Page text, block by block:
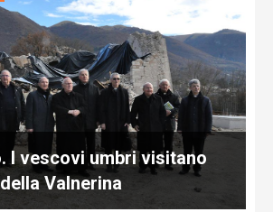
I vescovi umbri visitano
Valnerina